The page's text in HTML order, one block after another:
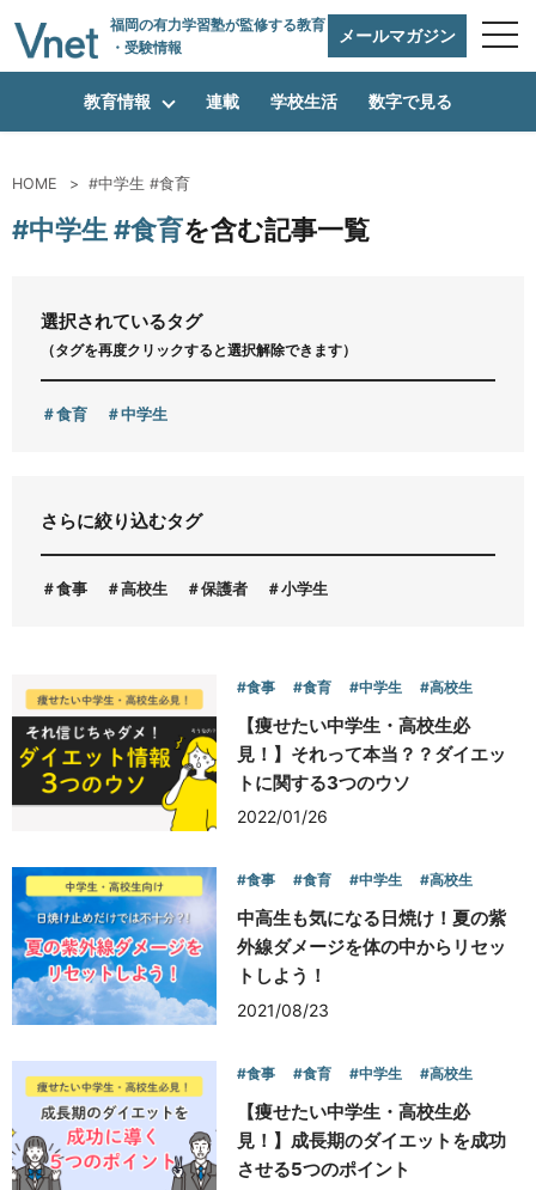
福岡の有力学習塾が監修する教育
・受験情報
メールマガジン
編集方針
vnetアライアンス企業
運営会社
お問い合わせ
教育情報 連載 学校生活 数字で見る
HOME #中学生 #食育
#中学生 #食育を含む記事一覧
選択されているタグ
（タグを再度クリックすると選択解除できます）
食育 中学生
さらに絞り込むタグ
食事 高校生 保護者 小学生
#食事 #食育 #中学生 #高校生
【痩せたい中学生・高校生必
見！】それって本当？？ダイエッ
トに関する3つのウソ
2022/01/26
#食事 #食育 #中学生 #高校生
中高生も気になる日焼け！夏の紫
外線ダメージを体の中からリセッ
トしよう！
2021/08/23
#食事 #食育 #中学生 #高校生
【痩せたい中学生・高校生必
見！】成長期のダイエットを成功
させる5つのポイント